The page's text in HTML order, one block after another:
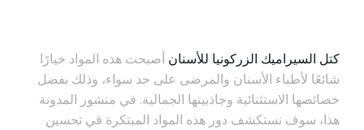
كتل السيراميك الزركونيا للأسنان أصبحت هذه المواد خيارًا
شائعًا لأطباء الأسنان والمرضى على حد سواء، وذلك بفضل
خصائصها الاستثنائية وجاذبيتها الجمالية. في منشور المدونة
هذا، سوف نستكشف دور هذه المواد المبتكرة في تحسين